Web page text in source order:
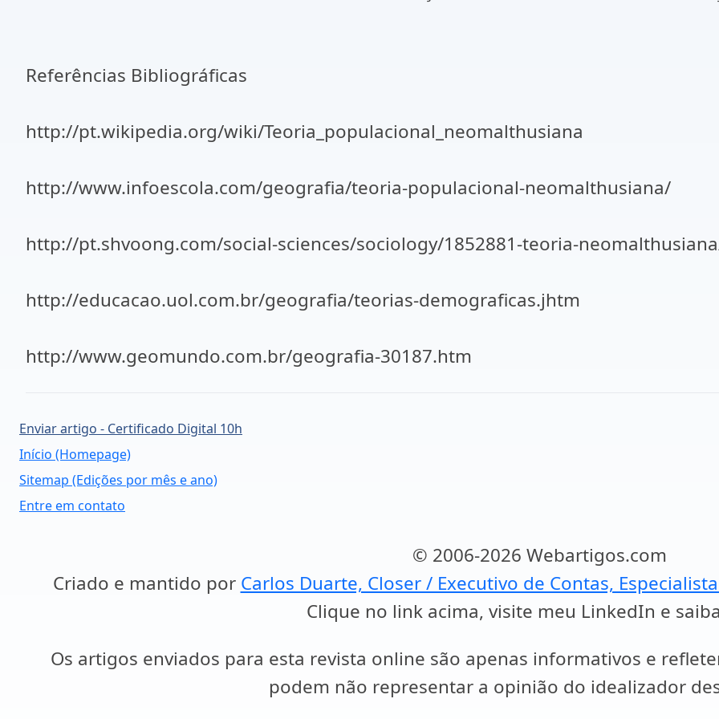
Referências Bibliográficas
http://pt.wikipedia.org/wiki/Teoria_populacional_neomalthusiana
http://www.infoescola.com/geografia/teoria-populacional-neomalthusiana/
http://pt.shvoong.com/social-sciences/sociology/1852881-teoria-
http://educacao.uol.com.br/geografia/teorias-demograficas.jhtm
http://www.geomundo.com.br/geografia-30187.htm
Enviar artigo - Certificado Digital 10h
Início (Homepage)
Sitemap (Edições por mês e ano)
Entre em contato
© 2006-2026 Webartigos.com
Criado e mantido por Carlos Duarte, Closer / Executivo de Contas,
Clique no link acima, visite meu LinkedIn e
Os artigos enviados para esta revista online são apenas informativos e
podem não representar a opinião do idealizador